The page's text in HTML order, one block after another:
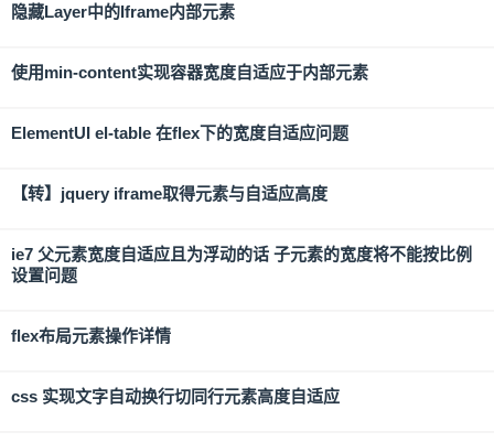
隐藏Layer中的Iframe内部元素
使用min-content实现容器宽度自适应于内部元素
ElementUI el-table 在flex下的宽度自适应问题
【转】jquery iframe取得元素与自适应高度
ie7 父元素宽度自适应且为浮动的话 子元素的宽度将不能按比例
设置问题
flex布局元素操作详情
css 实现文字自动换行切同行元素高度自适应